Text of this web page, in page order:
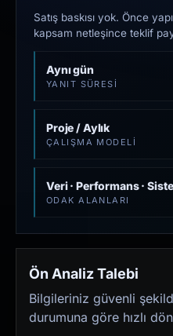
Satış baskısı yok. Önce
kapsam netleşince teklif
Aynı gün
YANIT SÜRESI
Proje / Aylık
ÇALIŞMA MODELI
Veri · Performans ·
ODAK ALANLARI
Ön Analiz Talebi
Bilgileriniz güvenli
durumuna göre hızlı